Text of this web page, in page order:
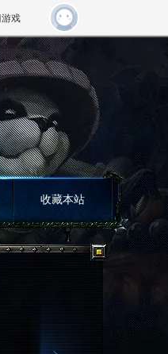
戏
4
八部
界
收藏本站